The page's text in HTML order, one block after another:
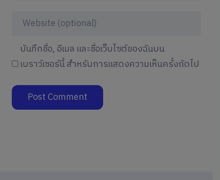
บันทึกชื่อ, อีเมล และชื่อเว็บไซต์ของฉันบน
เบราว์เซอร์นี้ สำหรับการแสดงความเห็นครั้งถัดไป